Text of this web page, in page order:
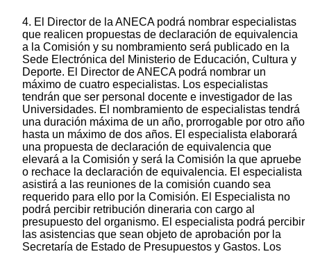
4. El Director de la ANECA podrá nombrar especialistas
que realicen propuestas de declaración de equivalencia
a la Comisión y su nombramiento será publicado en la
Sede Electrónica del Ministerio de Educación, Cultura y
Deporte. El Director de ANECA podrá nombrar un
máximo de cuatro especialistas. Los especialistas
tendrán que ser personal docente e investigador de las
Universidades. El nombramiento de especialistas tendrá
una duración máxima de un año, prorrogable por otro año
hasta un máximo de dos años. El especialista elaborará
una propuesta de declaración de equivalencia que
elevará a la Comisión y será la Comisión la que apruebe
o rechace la declaración de equivalencia. El especialista
asistirá a las reuniones de la comisión cuando sea
requerido para ello por la Comisión. El Especialista no
podrá percibir retribución dineraria con cargo al
presupuesto del organismo. El especialista podrá percibir
las asistencias que sean objeto de aprobación por la
Secretaría de Estado de Presupuestos y Gastos. Los